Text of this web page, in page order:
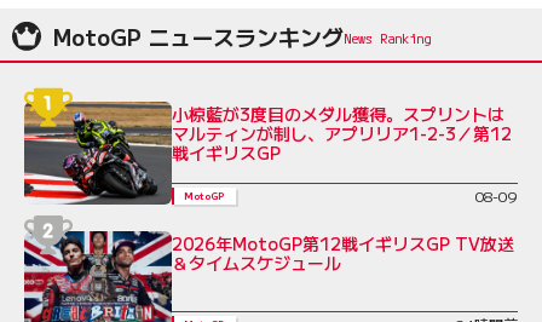
MotoGP ニュースランキング
小椋藍が3度目のメダル獲得。スプリントは
マルティンが制し、アプリリア1-2-3／第12
戦イギリスGP
MotoGP 08-09
2026年MotoGP第12戦イギリスGP TV放送
＆タイムスケジュール